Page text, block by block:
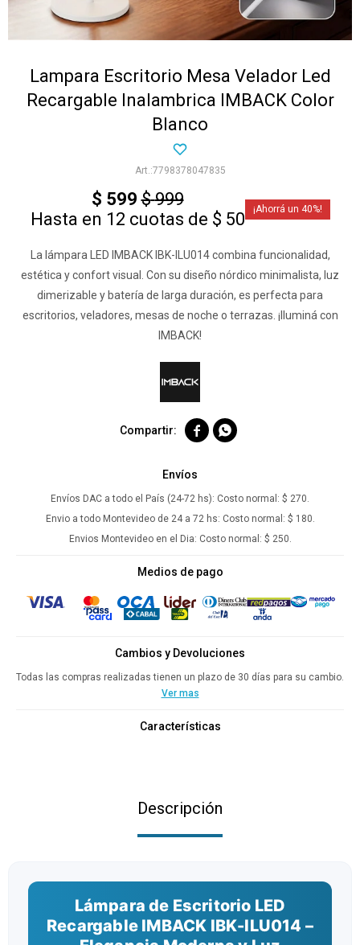
Lampara Escritorio Mesa Velador Led
Recargable Inalambrica IMBACK Color
Blanco
7798378047835
$ 599 $ 999
Hasta en 12 cuotas de $ 50
40
La lámpara LED IMBACK IBK-ILU014 combina funcionalidad,
estética y confort visual. Con su diseño nórdico minimalista, luz
dimerizable y batería de larga duración, es perfecta para
escritorios, veladores, mesas de noche o terrazas. ¡Iluminá con
IMBACK!
 
Envíos
Envíos DAC a todo el País (24-72 hs): Costo normal: $ 270.
Envio a todo Montevideo de 24 a 72 hs: Costo normal: $ 180.
Envios Montevideo en el Dia: Costo normal: $ 250.
Medios de pago
Cambios y Devoluciones
Todas las compras realizadas tienen un plazo de 30 días para su cambio.
Ver mas
Características
Descripción
Lámpara de Escritorio LED
Recargable IMBACK IBK-ILU014 –